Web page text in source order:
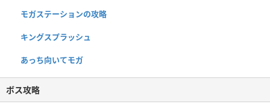
モガステーションの攻略
キングスプラッシュ
あっち向いてモガ
ボス攻略